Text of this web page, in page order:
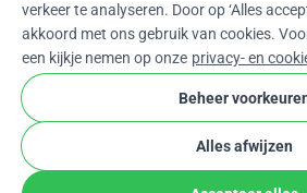
Nlarrow_drop_down
★★★★★ 4,9 / 5 op basis van 500+
WhyDonatePrivacy en
Algemene voorwaarden
Cookie-
verkeer te analyseren. Door op ‘Alles
akkoord met ons gebruik van cookies.
een kijkje nemen op onze privacy- en
Beheer
Alles afwijzen